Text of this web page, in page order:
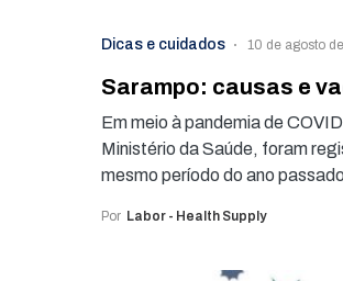
Dicas e cuidados 10 de agosto
Sarampo: causas e
Em meio à pandemia de
Ministério da Saúde, foram
mesmo período do ano
Por Labor - Health Supply